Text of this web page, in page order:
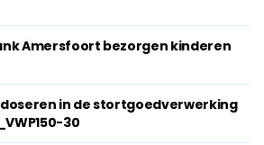
Amersfoort bezorgen kinderen
in de stortgoedverwerking
30